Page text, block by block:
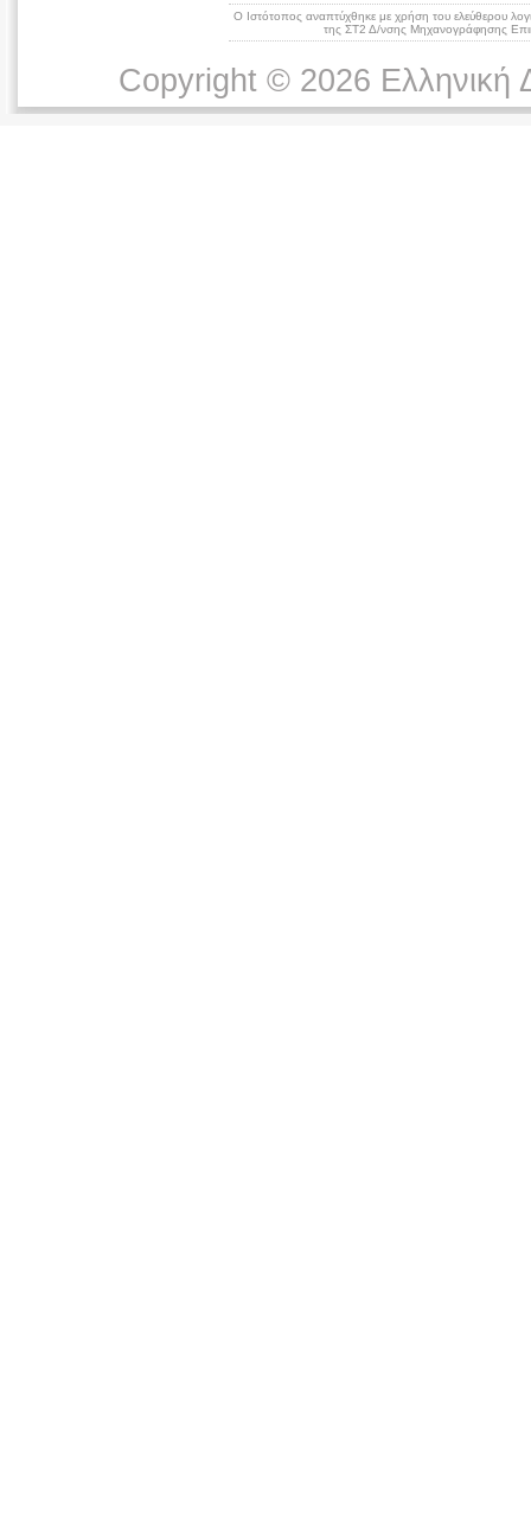
Ο Ιστότοπος αναπτύχθηκε με χρήση του ελεύθερου
της ΣΤ2 Δ/νσης Μηχανογράφησης
Copyright © 2026